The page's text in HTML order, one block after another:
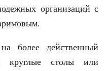
организаций с
более действенный
круглые столы или